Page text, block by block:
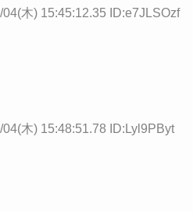
木) 15:45:12.35 ID:e7JLSOzf
木) 15:48:51.78 ID:Lyl9PByt